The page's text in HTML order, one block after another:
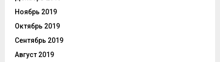
Ноябрь 2019
Октябрь 2019
Сентябрь 2019
Август 2019